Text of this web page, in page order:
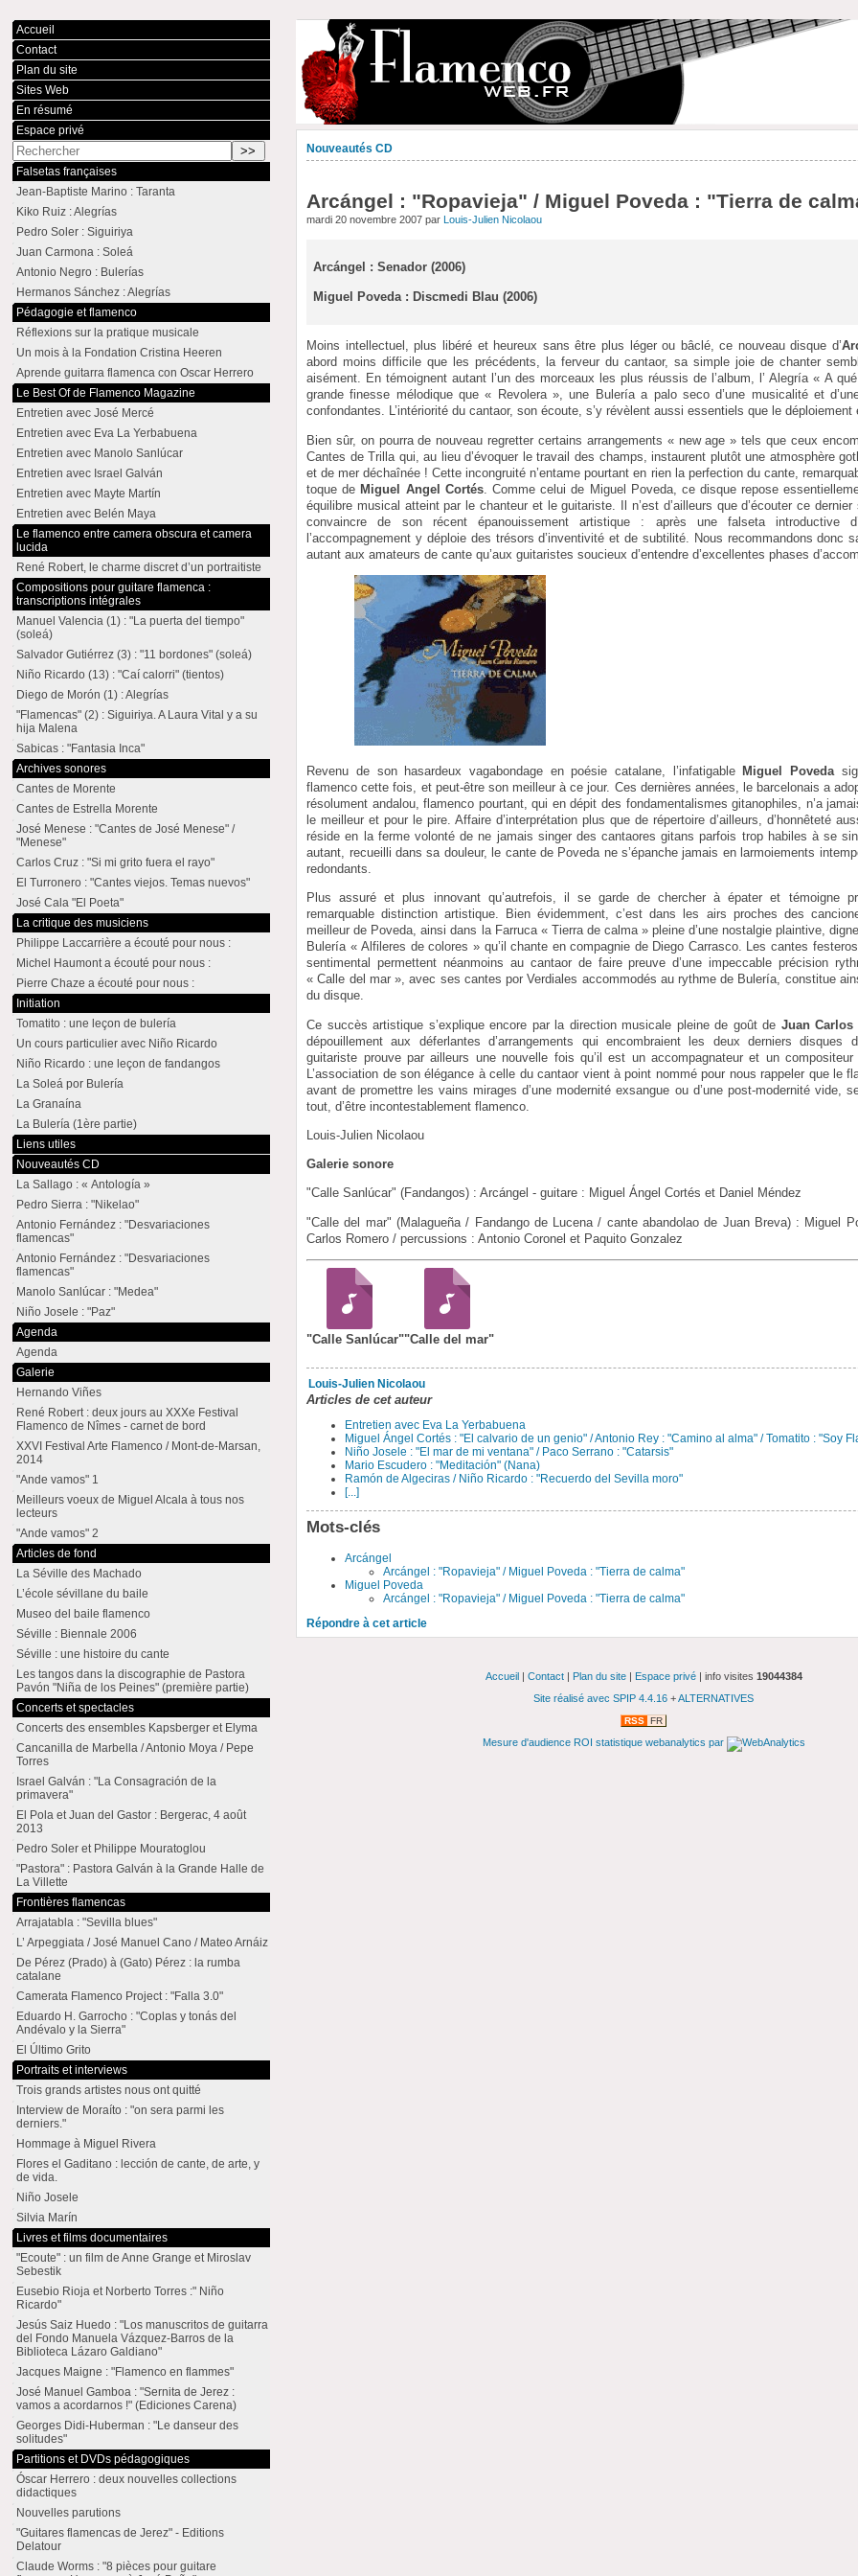
Nouveautés CD
Arcángel : "Ropavieja" / Miguel Poveda : "Tierra de
mardi 20 novembre 2007 parLouis-Julien Nicolaou
Arcángel : Senador (2006)
Miguel Poveda : Discmedi Blau (2006)
Moins intellectuel, plus libéré et heureux sans être plus léger ou bâclé, ce nouveau disque d’
abord moins difficile que les précédents, la ferveur du cantaor, sa simple joie de chanter
aisément. En témoignent autant l’un des morceaux les plus réussis de l’album, l’ Alegría « A
grande finesse mélodique que « Revolera », une Bulería a palo seco d’une musicalité et
confondantes. L’intériorité du cantaor, son écoute, s’y révèlent aussi essentiels que le déploiement
Bien sûr, on pourra de nouveau regretter certains arrangements « new age » tels que ceux
Cantes de Trilla qui, au lieu d’évoquer le travail des champs, instaurent plutôt une atmosphère
et de mer déchaînée ! Cette incongruité n’entame pourtant en rien la perfection du cante,
toque deMiguel Angel Cortés. Comme celui de Miguel Poveda, ce disque repose
équilibre musical atteint par le chanteur et le guitariste. Il n’est d’ailleurs que d’écouter ce
convaincre de son récent épanouissement artistique : après une falseta introductive
l’accompagnement y déploie des trésors d’inventivité et de subtilité. Nous recommandons donc
autant aux amateurs de cante qu’aux guitaristes soucieux d’entendre d’excellentes phases
Revenu de son hasardeux vagabondage en poésie catalane, l’infatigable Miguel Poveda
flamenco cette fois, et peut-être son meilleur à ce jour. Ces dernières années, le barcelonais a
résolument andalou, flamenco pourtant, qui en dépit des fondamentalismes gitanophiles, n’a
le meilleur et pour le pire. Affaire d’interprétation plus que de répertoire d’ailleurs, d’honnêteté
réside en la ferme volonté de ne jamais singer des cantaores gitans parfois trop habiles à se
autant, recueilli dans sa douleur, le cante de Poveda ne s’épanche jamais en larmoiements
redondants.
Plus assuré et plus innovant qu’autrefois, il se garde de chercher à épater et témoigne
remarquable distinction artistique. Bien évidemment, c’est dans les airs proches des
meilleur de Poveda, ainsi dans la Farruca « Tierra de calma » pleine d’une nostalgie plaintive,
Bulería « Alfileres de colores » qu’il chante en compagnie de Diego Carrasco. Les cantes
sentimental permettent néanmoins au cantaor de faire preuve d’une impeccable précision
« Calle del mar », avec ses cantes por Verdiales accommodés au rythme de Bulería, constitue
du disque.
Ce succès artistique s’explique encore par la direction musicale pleine de goût de Juan Carlos
dépouillement aux déferlantes d’arrangements qui encombraient les deux derniers disques
guitariste prouve par ailleurs une nouvelle fois qu’il est un accompagnateur et un compositeur
L’association de son élégance à celle du cantaor vient à point nommé pour nous rappeler que le
avant de promettre les vains mirages d’une modernité exsangue ou d’une post-modernité vide,
tout, d’être incontestablement flamenco.
Louis-Julien Nicolaou
Galerie sonore
"Calle Sanlúcar" (Fandangos) : Arcángel - guitare : Miguel Ángel Cortés et Daniel Méndez
"Calle del mar" (Malagueña / Fandango de Lucena / cante abandolao de Juan Breva) : Miguel
Carlos Romero / percussions : Antonio Coronel et Paquito Gonzalez
"Calle Sanlúcar""Calle del mar"
Louis-Julien Nicolaou
Articles de cet auteur
Entretien avec Eva La Yerbabuena
Miguel Ángel Cortés : "El calvario de un genio" / Antonio Rey : "Camino al alma" / Tomatito : "Soy
Niño Josele : "El mar de mi ventana" / Paco Serrano : "Catarsis"
Mario Escudero : "Meditación" (Nana)
Ramón de Algeciras / Niño Ricardo : "Recuerdo del Sevilla moro"
[...]
Mots-clés
Arcángel
Arcángel : "Ropavieja" / Miguel Poveda : "Tierra de calma"
Miguel Poveda
Arcángel : "Ropavieja" / Miguel Poveda : "Tierra de calma"
Répondre à cet article
Accueil
Contact
Plan du site
Sites Web
En résumé
Espace privé
Falsetas françaises
Jean-Baptiste Marino : Taranta
Kiko Ruiz : Alegrías
Pedro Soler : Siguiriya
Juan Carmona : Soleá
Antonio Negro : Bulerías
Hermanos Sánchez : Alegrías
Pédagogie et flamenco
Réflexions sur la pratique musicale
Un mois à la Fondation Cristina Heeren
Aprende guitarra flamenca con Oscar Herrero
Le Best Of de Flamenco Magazine
Entretien avec José Mercé
Entretien avec Eva La Yerbabuena
Entretien avec Manolo Sanlúcar
Entretien avec Israel Galván
Entretien avec Mayte Martín
Entretien avec Belén Maya
Le flamenco entre camera obscura et camera
lucida
René Robert, le charme discret d’un portraitiste
Compositions pour guitare flamenca :
transcriptions intégrales
Manuel Valencia (1) : "La puerta del tiempo"
(soleá)
Salvador Gutiérrez (3) : "11 bordones" (soleá)
Niño Ricardo (13) : "Caí calorri" (tientos)
Diego de Morón (1) : Alegrías
"Flamencas" (2) : Siguiriya. A Laura Vital y a su
hija Malena
Sabicas : "Fantasia Inca"
Archives sonores
Cantes de Morente
Cantes de Estrella Morente
José Menese : "Cantes de José Menese" /
"Menese"
Carlos Cruz : "Si mi grito fuera el rayo"
El Turronero : "Cantes viejos. Temas nuevos"
José Cala "El Poeta"
La critique des musiciens
Philippe Laccarrière a écouté pour nous :
Michel Haumont a écouté pour nous :
Pierre Chaze a écouté pour nous :
Initiation
Tomatito : une leçon de bulería
Un cours particulier avec Niño Ricardo
Niño Ricardo : une leçon de fandangos
La Soleá por Bulería
La Granaína
La Bulería (1ère partie)
Liens utiles
Nouveautés CD
La Sallago : « Antología »
Pedro Sierra : "Nikelao"
Antonio Fernández : "Desvariaciones
flamencas"
Antonio Fernández : "Desvariaciones
flamencas"
Manolo Sanlúcar : "Medea"
Niño Josele : "Paz"
Agenda
Agenda
Galerie
Hernando Viñes
René Robert : deux jours au XXXe Festival
Flamenco de Nîmes - carnet de bord
XXVI Festival Arte Flamenco / Mont-de-Marsan,
2014
"Ande vamos" 1
Meilleurs voeux de Miguel Alcala à tous nos
lecteurs
"Ande vamos" 2
Articles de fond
La Séville des Machado
L’école sévillane du baile
Museo del baile flamenco
Séville : Biennale 2006
Séville : une histoire du cante
Les tangos dans la discographie de Pastora
Pavón "Niña de los Peines" (première partie)
Concerts et spectacles
Concerts des ensembles Kapsberger et Elyma
Cancanilla de Marbella / Antonio Moya / Pepe
Torres
Israel Galván : "La Consagración de la
primavera"
El Pola et Juan del Gastor : Bergerac, 4 août
2013
Pedro Soler et Philippe Mouratoglou
"Pastora" : Pastora Galván à la Grande Halle de
La Villette
Frontières flamencas
Arrajatabla : "Sevilla blues"
L’ Arpeggiata / José Manuel Cano / Mateo Arnáiz
De Pérez (Prado) à (Gato) Pérez : la rumba
catalane
Camerata Flamenco Project : "Falla 3.0"
Eduardo H. Garrocho : "Coplas y tonás del
Andévalo y la Sierra"
El Último Grito
Portraits et interviews
Trois grands artistes nous ont quitté
Interview de Moraíto : "on sera parmi les
derniers."
Hommage à Miguel Rivera
Flores el Gaditano : lección de cante, de arte, y
de vida.
Niño Josele
Silvia Marín
Livres et films documentaires
"Ecoute" : un film de Anne Grange et Miroslav
Sebestik
Eusebio Rioja et Norberto Torres :" Niño
Ricardo"
Jesús Saiz Huedo : "Los manuscritos de guitarra
del Fondo Manuela Vázquez-Barros de la
Biblioteca Lázaro Galdiano"
Jacques Maigne : "Flamenco en flammes"
José Manuel Gamboa : "Sernita de Jerez :
vamos a acordarnos !" (Ediciones Carena)
Georges Didi-Huberman : "Le danseur des
solitudes"
Partitions et DVDs pédagogiques
Óscar Herrero : deux nouvelles collections
didactiques
Nouvelles parutions
"Guitares flamencas de Jerez" - Editions
Delatour
Claude Worms : "8 pièces pour guitare
Accueil| Contact| Plan du site| Espace privé| info visites 19044384
Site réalisé avec SPIP 4.4.16 +ALTERNATIVES
RSS FR
Mesure d'audience ROI statistique webanalytics par